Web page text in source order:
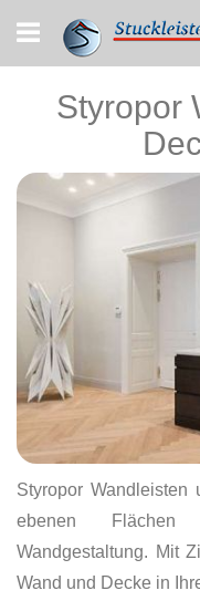
to
Content
Styropor
Styropor
ebenen Flächen
Wandgestaltung. Mit
Wand und Decke in